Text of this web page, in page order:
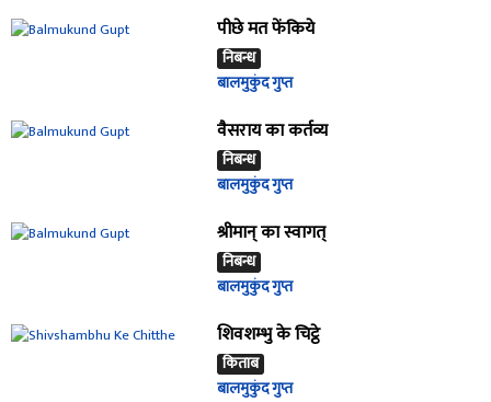
पीछे मत फेंकिये
निबन्ध
बालमुकुंद गुप्त
वैसराय का कर्तव्य
निबन्ध
बालमुकुंद गुप्त
श्रीमान् का स्वागत्
निबन्ध
बालमुकुंद गुप्त
शिवशम्भु के चिट्ठे
किताब
बालमुकुंद गुप्त